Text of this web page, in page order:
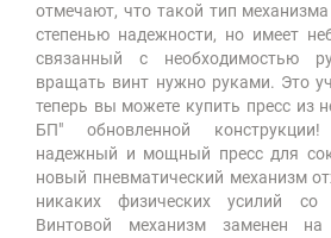
отмечают, что такой тип
степенью надежности, но имеет
связанный с необходимостью
вращать винт нужно руками. Это
теперь вы можете купить пресс из
БП" обновленной
надежный и мощный пресс для
новый пневматический механизм
никаких физических усилий со
Винтовой механизм заменен